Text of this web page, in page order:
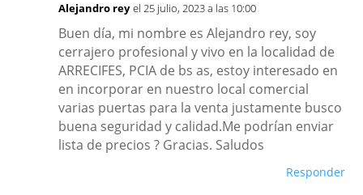
Alejandro rey el 25 julio, 2023 a las 10:00
Buen día, mi nombre es Alejandro rey, soy
cerrajero profesional y vivo en la localidad de
ARRECIFES, PCIA de bs as, estoy interesado en
en incorporar en nuestro local comercial
varias puertas para la venta justamente busco
buena seguridad y calidad.Me podrían enviar
lista de precios ? Gracias. Saludos
Responder